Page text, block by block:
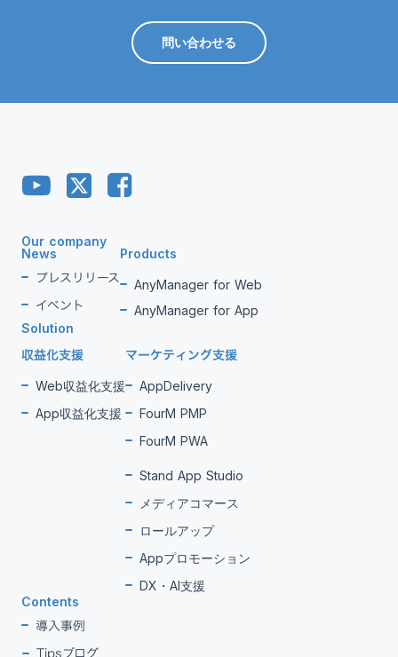
問い合わせる
Our company
News
プレスリリース
イベント
Products
AnyManager for Web
AnyManager for App
Solution
収益化支援
Web収益化支援
App収益化支援
マーケティング支援
AppDelivery
FourM PMP
FourM PWA
Stand App Studio
メディアコマース
ロールアップ
Appプロモーション
DX・AI支援
Contents
導入事例